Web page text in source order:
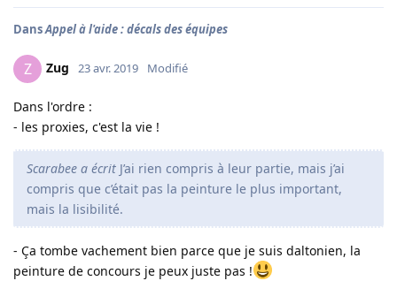
DansAppel à l'aide : décals des équipes
Z Zug 23 avr. 2019 Modifié
Dans l'ordre :
- les proxies, c'est la vie !
Scarabee a écrit J’ai rien compris à leur partie, mais j’ai
compris que c’était pas la peinture le plus important,
mais la lisibilité.
- Ça tombe vachement bien parce que je suis daltonien, la
peinture de concours je peux juste pas !